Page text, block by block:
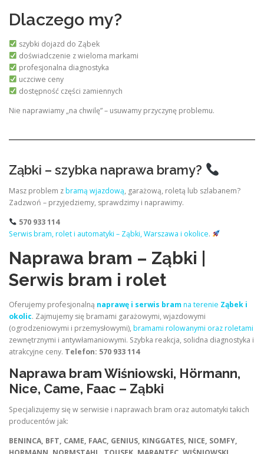
Dlaczego my?
szybki dojazd do Ząbek
doświadczenie z wieloma markami
profesjonalna diagnostyka
uczciwe ceny
dostępność części zamiennych
Nie naprawiamy „na chwilę” – usuwamy przyczynę problemu.
Ząbki – szybka naprawa bramy?
Masz problem zbramą wjazdową, garażową, roletą lub szlabanem?
Zadzwoń – przyjedziemy, sprawdzimy i naprawimy.
570 933 114
Serwis bram, rolet i automatyki – Ząbki, Warszawa i okolice.
Naprawa bram – Ząbki |
Serwis bram i rolet
Oferujemy profesjonalną naprawę i serwis bramna terenie Ząbek i
okolic. Zajmujemy się bramami garażowymi, wjazdowymi
(ogrodzeniowymi i przemysłowymi), bramami rolowanymi oraz roletami
zewnętrznymi i antywłamaniowymi. Szybka reakcja, solidna diagnostyka i
atrakcyjne ceny. Telefon: 570 933 114
Naprawa bram Wiśniowski, Hörmann,
Nice, Came, Faac – Ząbki
Specjalizujemy się w serwisie i naprawach bram oraz automatyki takich
producentów jak:
BENINCA, BFT, CAME, FAAC, GENIUS, KINGGATES, NICE, SOMFY,